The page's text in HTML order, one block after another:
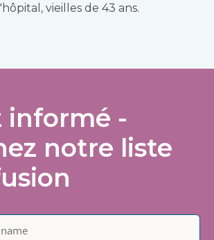
vieilles de 43 ans.
informé -
notre liste